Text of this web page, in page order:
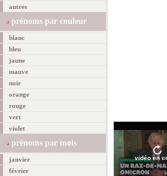
autres
prénoms par couleur
blanc
bleu
jaune
mauve
noir
orange
rouge
vert
violet
prénoms par mois
janvier
février
vidéo en